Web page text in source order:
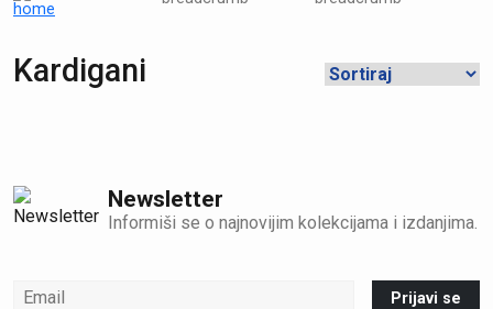
Kardigani
Newsletter
Informiši se o najnovijim kolekcijama i izdanjima.
Prijavi se